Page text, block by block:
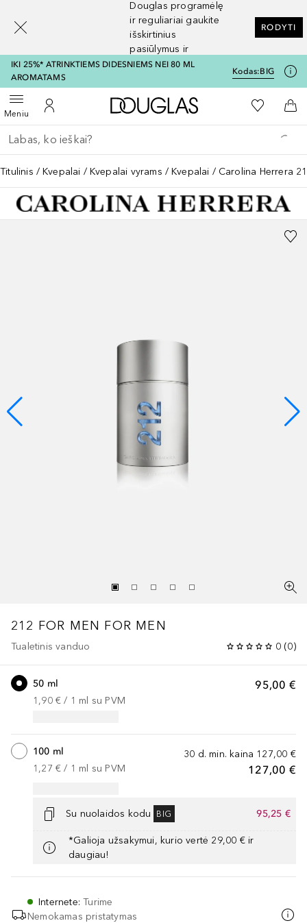
Douglas programėlę
ir reguliariai gaukite
išskirtinius
pasiūlymus ir
nuolaidas
RODYTI
IKI 25%* ATRINKTIEMS DIDESNIEMS NEI 80 ML
AROMATAMS
Kodas:BIG
MeniuAtidaryti meniuĮ mano paskyrą
Į Douglas pagrindinį
Į mano
Į
Grįžk atgal
Vykdykite paiešką
Titulinis Kvepalai Kvepalai vyrams Kvepalai Carolina Herrera
212 FOR MEN FOR MEN
Tualetinis vanduo 0 (0)
95,00 €
50 ml
1,90 € / 1 ml su PVM
30 d. min. kaina 127,00 €
127,00 €
100 ml
1,27 € / 1 ml su PVM
Su nuolaidos kodu BIG 95,25 €
*Galioja užsakymui, kurio vertė 29,00 € ir
daugiau!
Internete:Turime
Nemokamas pristatymas
[navigation.slideout.screenreader]